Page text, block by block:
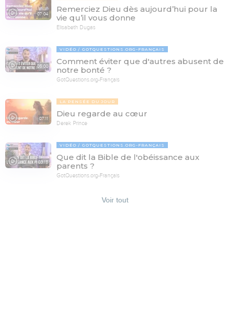
07:04
Remerciez Dieu dès aujourd’hui pour la
vie qu’il vous donne
Elisabeth Dugas
05:00
VIDÉO GOTQUESTIONS.ORG-FRANÇAIS
Comment éviter que d'autres abusent de
notre bonté ?
GotQuestions.org-Français
07:11
LA PENSÉE DU JOUR
Dieu regarde au cœur
Derek Prince
03:15
VIDÉO GOTQUESTIONS.ORG-FRANÇAIS
Que dit la Bible de l'obéissance aux
parents ?
GotQuestions.org-Français
Voir tout